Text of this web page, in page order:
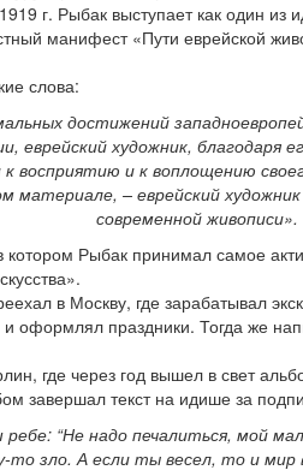
г. Рыбак выступает как один из
манифест «Пути еврейской
слова:
достижений
еврейский художник, благодаря
к восприятию и к воплощению
материале, – еврейский
современной живописи».
котором Рыбак принимал самое
в Москву, где зарабатывал
оформлял праздники. Тогда же
где через год вышел в свет
завершал текст на идише за
“Не надо печалиться, мой
то зло. А если ты весел, то и мир